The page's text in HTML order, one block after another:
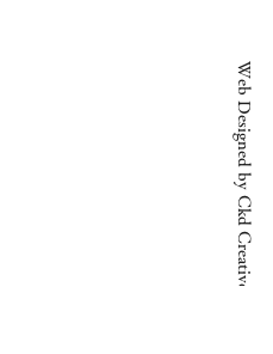
Web Designed by Ckd Creative Studio